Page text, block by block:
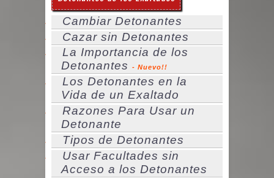
Cambiar Detonantes
Cazar sin Detonantes
La Importancia de los
Detonantes
- Nuevo!!
Los Detonantes en la
Vida de un Exaltado
Razones Para Usar un
Detonante
Tipos de Detonantes
Usar Facultades sin
Acceso a los Detonantes